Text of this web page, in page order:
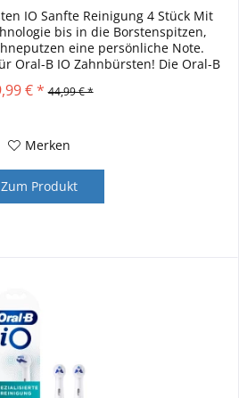
IO Sanfte Reinigung 4 Stück Mit
bis in die Borstenspitzen,
eine persönliche Note.
Oral-B IO Zahnbürsten! Die Oral-B
€ * 44,99 € *
Merken
Zum Produkt